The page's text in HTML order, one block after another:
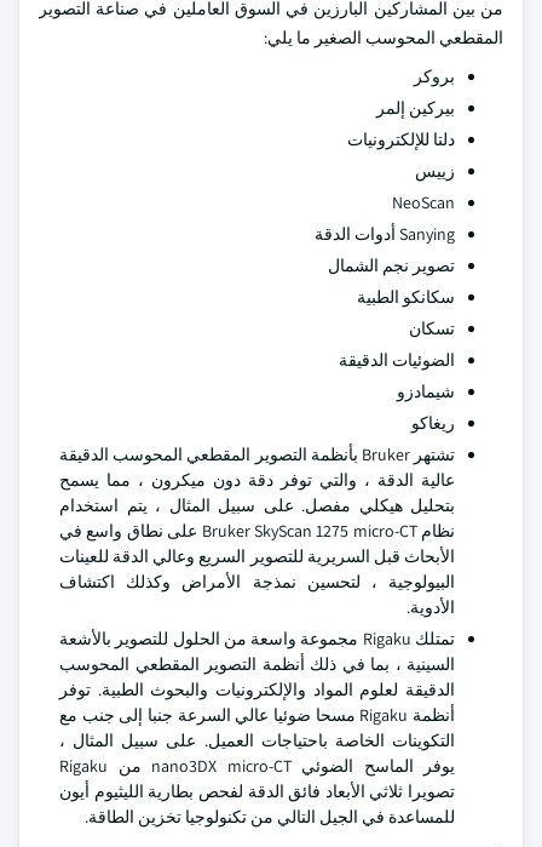
من بين المشاركين البارزين في السوق العاملين في صناعة التصوير
المقطعي المحوسب الصغير ما يلي:
بروكر
بيركين إلمر
دلتا للإلكترونيات
زييس
NeoScan
Sanying أدوات الدقة
تصوير نجم الشمال
سكانكو الطبية
تسكان
الضوئيات الدقيقة
شيمادزو
ريغاكو
تشتهر Bruker بأنظمة التصوير المقطعي المحوسب الدقيقة
عالية الدقة ، والتي توفر دقة دون ميكرون ، مما يسمح
بتحليل هيكلي مفصل. على سبيل المثال ، يتم استخدام
نظام Bruker SkyScan 1275 micro-CT على نطاق واسع في
الأبحاث قبل السريرية للتصوير السريع وعالي الدقة للعينات
البيولوجية ، لتحسين نمذجة الأمراض وكذلك اكتشاف
الأدوية.
تمتلك Rigaku مجموعة واسعة من الحلول للتصوير بالأشعة
السينية ، بما في ذلك أنظمة التصوير المقطعي المحوسب
الدقيقة لعلوم المواد والإلكترونيات والبحوث الطبية. توفر
أنظمة Rigaku مسحا ضوئيا عالي السرعة جنبا إلى جنب مع
التكوينات الخاصة باحتياجات العميل. على سبيل المثال ،
يوفر الماسح الضوئي nano3DX micro-CT من Rigaku
تصويرا ثلاثي الأبعاد فائق الدقة لفحص بطارية الليثيوم أيون
للمساعدة في الجيل التالي من تكنولوجيا تخزين الطاقة.